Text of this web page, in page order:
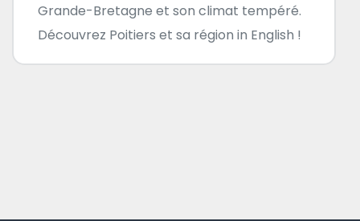
Grande-Bretagne et son climat tempéré.
Découvrez Poitiers et sa région in English !